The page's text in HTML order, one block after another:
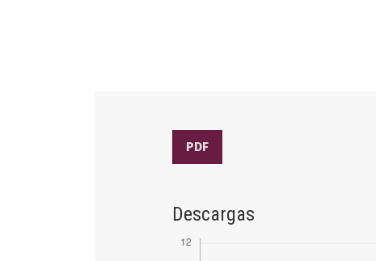
PDF
Descargas